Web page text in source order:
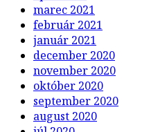
marec 2021
február 2021
január 2021
december 2020
november 2020
október 2020
september 2020
august 2020